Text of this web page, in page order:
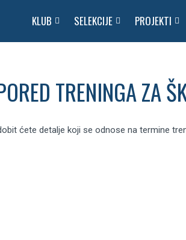
KLUB SELEKCIJE PROJEKTI
TRENINGA ZA
ćete detalje koji se odnose na termine